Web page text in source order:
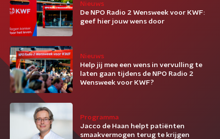
Nieuws
De NPO Radio 2 Wensweek voor KWF:
geef hier jouw wens door
Nieuws
Help jij mee een wens in vervulling te
laten gaan tijdens de NPO Radio 2
Wensweek voor KWF?
Programma
Jacco de Haan helpt patiënten
smaakvermogen terug te krijgen